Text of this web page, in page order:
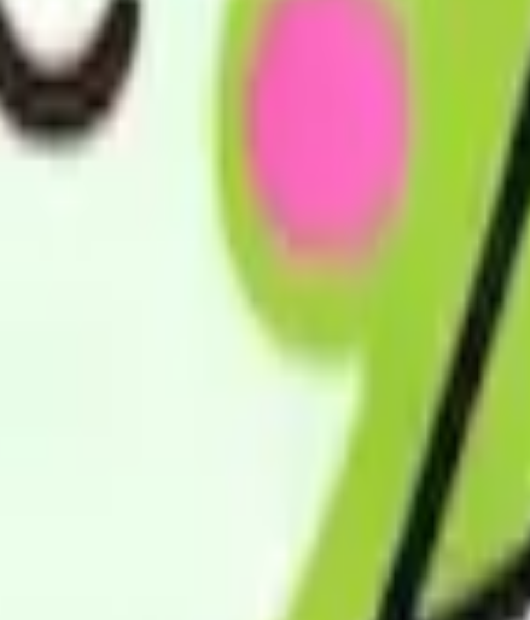
提供させて頂いております。 ISO9000も取得し、ご利用